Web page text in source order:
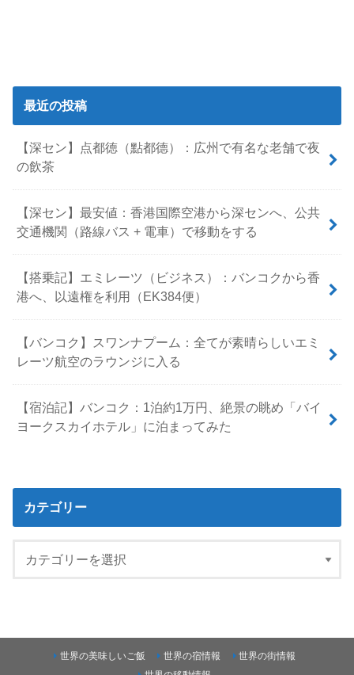
最近の投稿
【深セン】点都徳（點都德）：広州で有名な老舗で夜
の飲茶
【深セン】最安値：香港国際空港から深センへ、公共
交通機関（路線バス + 電車）で移動をする
【搭乗記】エミレーツ（ビジネス）：バンコクから香
港へ、以遠権を利用（EK384便）
【バンコク】スワンナプーム：全てが素晴らしいエミ
レーツ航空のラウンジに入る
【宿泊記】バンコク：1泊約1万円、絶景の眺め「バイ
ヨークスカイホテル」に泊まってみた
カテゴリー
世界の美味しいご飯 世界の宿情報
世界の街情報